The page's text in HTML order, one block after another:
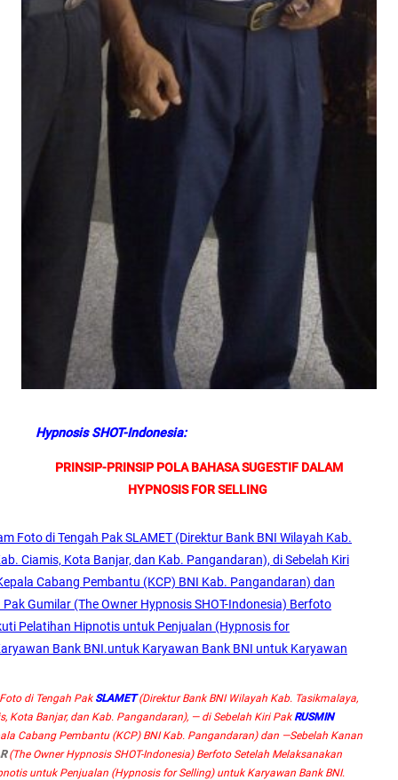
Hypnosis SHOT-Indonesia:
PRINSIP-PRINSIP POLA BAHASA SUGESTIF DALAM
HYPNOSIS FOR SELLING
di Tengah Pak SLAMET (Direktur Bank BNI Wilayah Kab. Tasikmalaya,
Kota Banjar, dan Kab. Pangandaran), — di Sebelah Kiri Pak RUSMIN
Cabang Pembantu (KCP) BNI Kab. Pangandaran) dan —Sebelah Kanan
(The Owner Hypnosis SHOT-Indonesia) Berfoto Setelah Melaksanakan
untuk Penjualan (Hypnosis for Selling) untuk Karyawan Bank BNI.